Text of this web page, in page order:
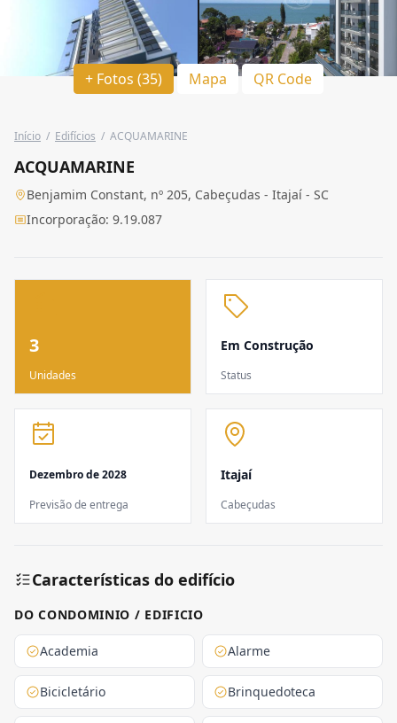
+ Fotos (35) Mapa QR Code
Início / Edifícios / ACQUAMARINE
ACQUAMARINE
Benjamim Constant, nº 205, Cabeçudas - Itajaí - SC
Incorporação: 9.19.087
3
Unidades
Em Construção
Status
Dezembro de 2028
Previsão de entrega
Itajaí
Cabeçudas
Características do edifício
DO CONDOMINIO / EDIFICIO
Academia Alarme
Bicicletário Brinquedoteca